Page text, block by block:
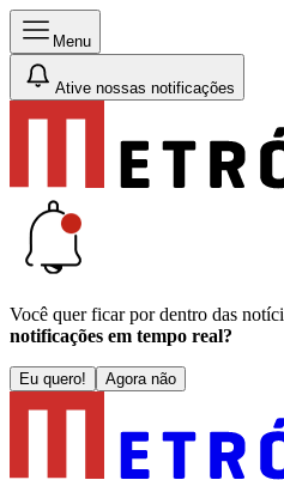
Menu
Ative nossas notificações
Você quer ficar por dentro das
notificações em tempo real?
Eu quero! Agora não